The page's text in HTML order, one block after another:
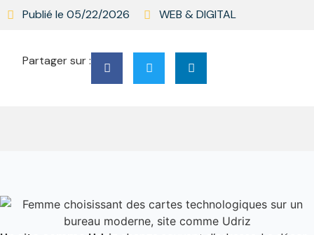
Publié le 05/22/2026 WEB & DIGITAL
Partager sur :